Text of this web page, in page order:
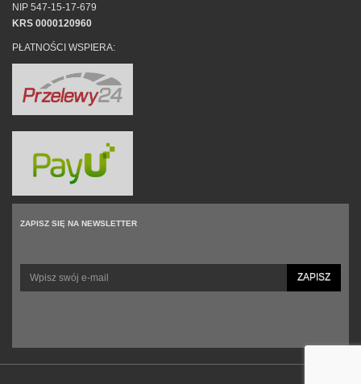
NIP 547-15-17-679
KRS 0000120960
PŁATNOŚCI WSPIERA:
ZAPISZ SIĘ NA NEWSLETTER
ZAPISZ